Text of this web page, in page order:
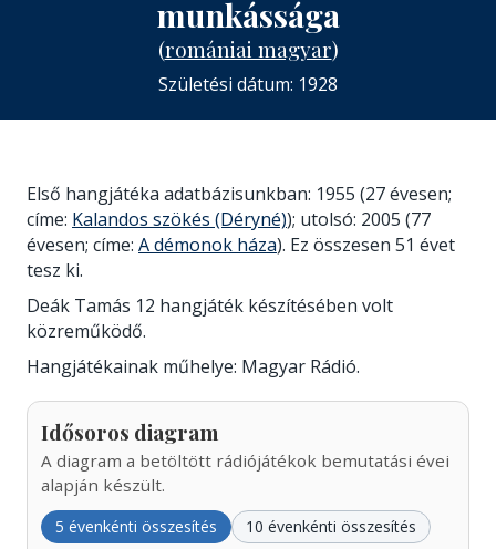
munkássága
(romániai magyar)
Születési dátum: 1928
Első hangjátéka adatbázisunkban: 1955 (27 évesen;
címe: Kalandos szökés (Déryné)); utolsó: 2005 (77
évesen; címe: A démonok háza). Ez összesen 51 évet
tesz ki.
Deák Tamás 12 hangjáték készítésében volt
közreműködő.
Hangjátékainak műhelye: Magyar Rádió.
Idősoros diagram
A diagram a betöltött rádiójátékok bemutatási évei
alapján készült.
5 évenkénti összesítés 10 évenkénti összesítés